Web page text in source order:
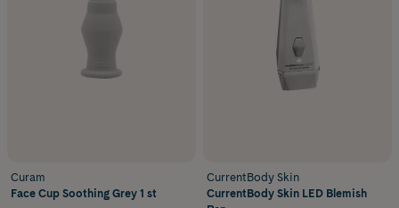
Curam
Face Cup Soothing Grey 1 st
CurrentBody Skin
CurrentBody Skin LED Blemish